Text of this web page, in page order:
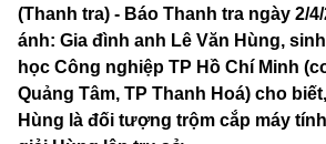
(Thanh tra) - Báo Thanh tra ngày 2/
ánh: Gia đình anh Lê Văn Hùng,
học Công nghiệp TP Hồ Chí Minh
Quảng Tâm, TP Thanh Hoá) cho
Hùng là đối tượng trộm cắp máy